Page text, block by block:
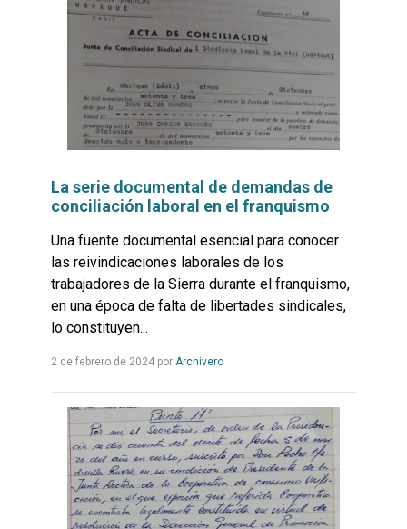
La serie documental de demandas de
conciliación laboral en el franquismo
Una fuente documental esencial para conocer
las reivindicaciones laborales de los
trabajadores de la Sierra durante el franquismo,
en una época de falta de libertades sindicales,
lo constituyen...
2 de febrero de 2024por ArchiveroLeer